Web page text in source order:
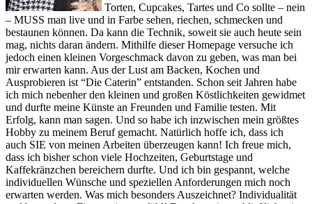
Torten, Cupcakes, Tartes und Co sollte – nein
– MUSS man live und in Farbe sehen, riechen, schmecken und
bestaunen können. Da kann die Technik, soweit sie auch heute sein
mag, nichts daran ändern. Mithilfe dieser Homepage versuche ich
jedoch einen kleinen Vorgeschmack davon zu geben, was man bei
mir erwarten kann. Aus der Lust am Backen, Kochen und
Ausprobieren ist “Die Caterin” entstanden. Schon seit Jahren habe
ich mich nebenher den kleinen und großen Köstlichkeiten gewidmet
und durfte meine Künste an Freunden und Familie testen. Mit
Erfolg, kann man sagen. Und so habe ich inzwischen mein größtes
Hobby zu meinem Beruf gemacht. Natürlich hoffe ich, dass ich
auch SIE von meinen Arbeiten überzeugen kann! Ich freue mich,
dass ich bisher schon viele Hochzeiten, Geburtstage und
Kaffekränzchen bereichern durfte. Und ich bin gespannt, welche
individuellen Wünsche und speziellen Anforderungen mich noch
erwarten werden. Was mich besonders Auszeichnet? Individualität